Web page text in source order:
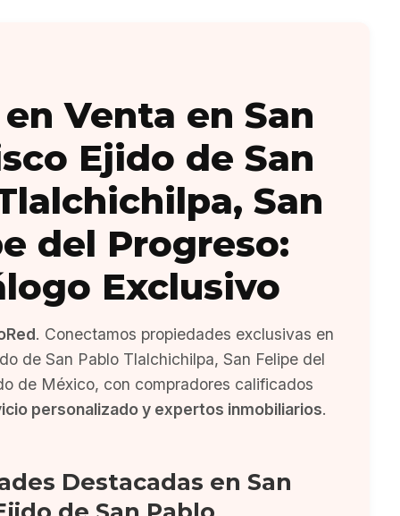
en Venta en San
Ejido de San
San
del Progreso:
Exclusivo
. Conectamos propiedades exclusivas en
de San Pablo Tlalchichilpa, San Felipe del
de México, con compradores calificados
personalizado y expertos inmobiliarios.
Destacadas en San